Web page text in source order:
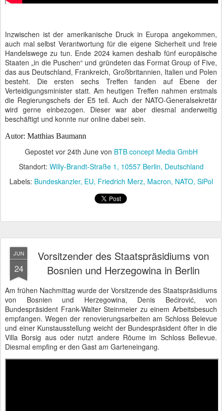
Inzwischen ist der amerikanische Druck in Europa angekommen,
auch mal selbst Verantwortung für die eigene Sicherheit und freie
Handelswege zu tun. Ende 2024 kamen deshalb fünf europäische
Staaten „in die Puschen“ und gründeten das Format Group of Five,
das aus Deutschland, Frankreich, Großbritannien, Italien und Polen
besteht. Die ersten sechs Treffen fanden auf Ebene der
Verteidigungsminister statt. Am heutigen Treffen nahmen erstmals
die Regierungschefs der E5 teil. Auch der NATO-Generalsekretär
wird gerne einbezogen. Dieser war aber diesmal anderweitig
beschäftigt und konnte nur online dabei sein.
Autor: Matthias Baumann
Gepostet vor 24th Junevon BTB concept Media GmbH
Standort: Willy-Brandt-Straße 1, 10557 Berlin, Deutschland
Labels: Bundeskanzler EU Friedrich Merz Macron NATO SiPol
JUN
24
Vorsitzender des Staatspräsidiums von
Bosnien und Herzegowina in Berlin
Am frühen Nachmittag wurde der Vorsitzende des Staatspräsidiums
von Bosnien und Herzegowina, Denis Bećirović, von
Bundespräsident Frank-Walter Steinmeier zu einem Arbeitsbesuch
empfangen. Wegen der renovierungsarbeiten am Schloss Belevue
und einer Kunstausstellung weicht der Bundespräsident öfter in die
Villa Borsig aus oder nutzt andere Röume im Schloss Bellevue.
Diesmal empfing er den Gast am Garteneingang.